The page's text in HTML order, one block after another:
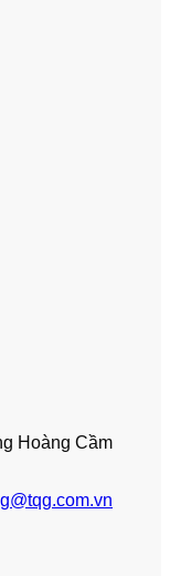
Hoàng Cầm